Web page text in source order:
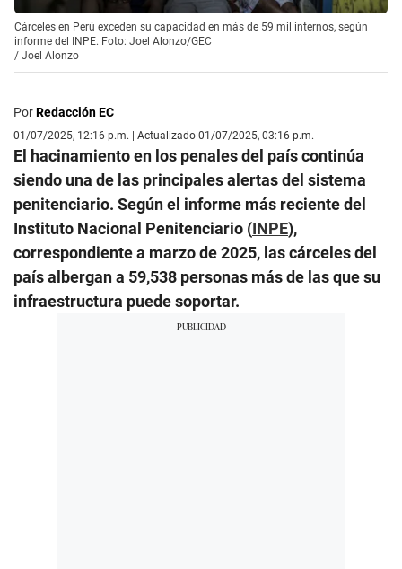
Cárceles en Perú exceden su capacidad en más de 59 mil internos, según
informe del INPE. Foto: Joel Alonzo/GEC
/ Joel Alonzo
PorRedacción EC
01/07/2025, 12:16 p.m. | Actualizado 01/07/2025, 03:16 p.m.
El hacinamiento en los penales del país continúa
siendo una de las principales alertas del sistema
penitenciario. Según el informe más reciente del
Instituto Nacional Penitenciario (INPE),
correspondiente a marzo de 2025, las cárceles del
país albergan a 59,538 personas más de las que su
infraestructura puede soportar.